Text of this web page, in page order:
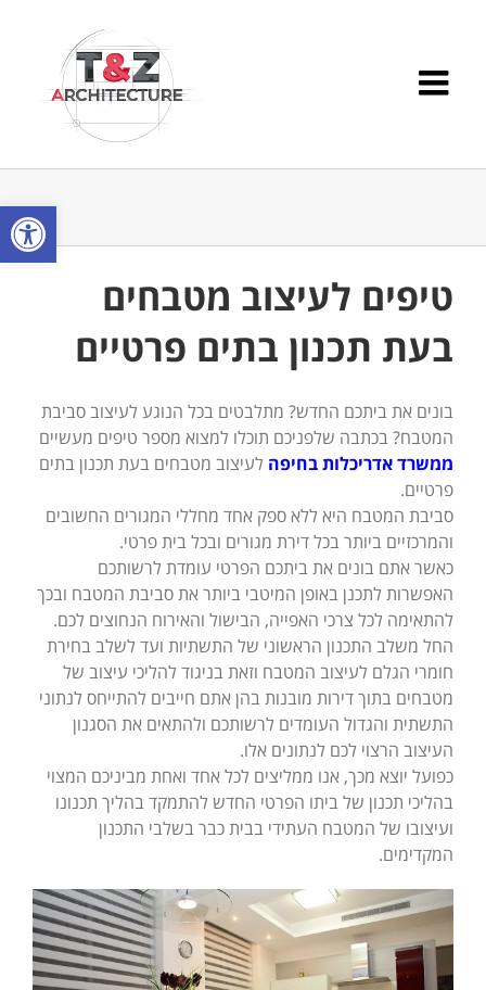
פתח
טיפים לעיצוב מטבחים
בעת תכנון בתים פרטיים
בונים את ביתכם החדש? מתלבטים בכל הנוגע לעיצוב סביבת
המטבח? בכתבה שלפניכם תוכלו למצוא מספר טיפים מעשיים
ממשרד אדריכלות בחיפה לעיצוב מטבחים בעת תכנון בתים
פרטיים.
סביבת המטבח היא ללא ספק אחד מחללי המגורים החשובים
והמרכזיים ביותר בכל דירת מגורים ובכל בית פרטי.
כאשר אתם בונים את ביתכם הפרטי עומדת לרשותכם
האפשרות לתכנן באופן המיטבי ביותר את סביבת המטבח ובכך
להתאימה לכל צרכי האפייה, הבישול והאירוח הנחוצים לכם.
החל משלב התכנון הראשוני של התשתיות ועד לשלב בחירת
חומרי הגלם לעיצוב המטבח וזאת בניגוד להליכי עיצוב של
מטבחים בתוך דירות מובנות בהן אתם חייבים להתייחס לנתוני
התשתית והגדול העומדים לרשותכם ולהתאים את הסגנון
העיצוב הרצוי לכם לנתונים אלו.
כפועל יוצא מכך, אנו ממליצים לכל אחד ואחת מביניכם המצוי
בהליכי תכנון של ביתו הפרטי החדש להתמקד בהליך תכנונו
ועיצובו של המטבח העתידי בבית כבר בשלבי התכנון
המקדימים.